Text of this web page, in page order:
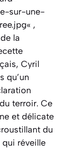
sur-une-
,
la
Cyril
qu’un
terroir. Ce
et délicate
du
qui réveille